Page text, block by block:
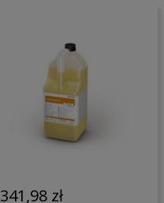
341,98 zł